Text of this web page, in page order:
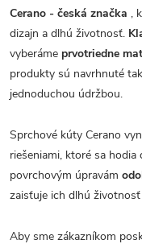
Cerano - česká značka ,
dizajn a dlhú životnosť.
vyberáme prvotriedne
produkty sú navrhnuté
jednoduchou údržbou.
Sprchové kúty Cerano
riešeniami, ktoré sa hodia
povrchovým úpravám
zaisťuje ich dlhú
Aby sme zákazníkom